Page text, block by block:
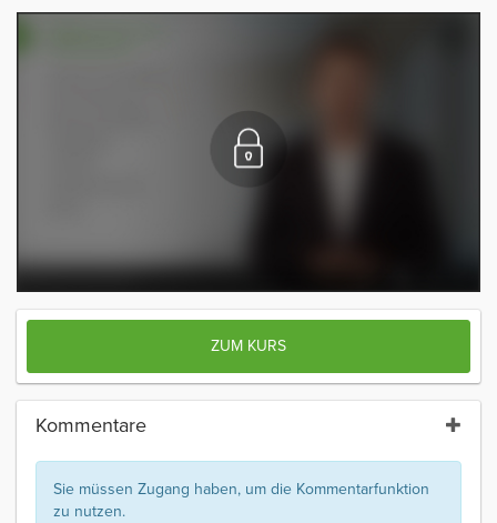
ZUM KURS
Kommentare
Sie müssen Zugang haben, um die Kommentarfunktion
zu nutzen.